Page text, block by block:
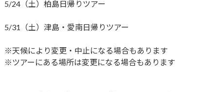
5/24（土）柏島日帰りツアー
5/31（土）津島・愛南日帰りツアー
※天候により変更・中止になる場合もあります
※ツアーにある場所は変更になる場合もあります